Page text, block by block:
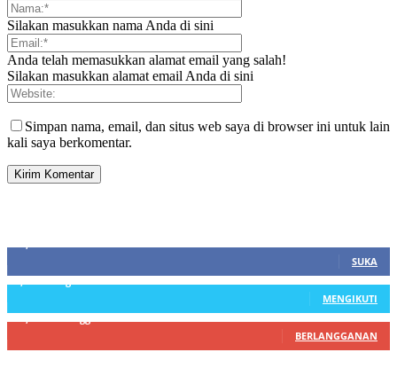
Silakan masukkan nama Anda di sini
Anda telah memasukkan alamat email yang salah!
Silakan masukkan alamat email Anda di sini
Simpan nama, email, dan situs web saya di browser ini untuk lain
kali saya berkomentar.
SUKA
MENGIKUTI
BERLANGGANAN